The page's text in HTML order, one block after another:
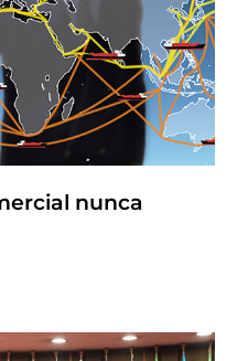
nunca